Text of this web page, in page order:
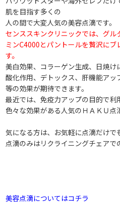
肌を目指す多くの
人の間で大変人気の美容点滴です。
センススキンクリニックでは、グ
ミンC4000とパントールを贅沢に
す。
美白効果、コラーゲン生成、日焼
酸化作用、デトックス、肝機能アッ
等の効果が期待できます。
最近では、免疫力アップの目的で利
色々な効果がある人気のＨＡＫＵ
気になる方は、お気軽に点滴だけ
点滴のみはリクライニングチェア
美容点滴についてはコチラ